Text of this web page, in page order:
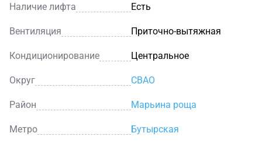
Наличие лифта Есть
Вентиляция Приточно-вытяжная
Кондиционирование Центральное
Округ СВАО
Район Марьина роща
Метро Бутырская